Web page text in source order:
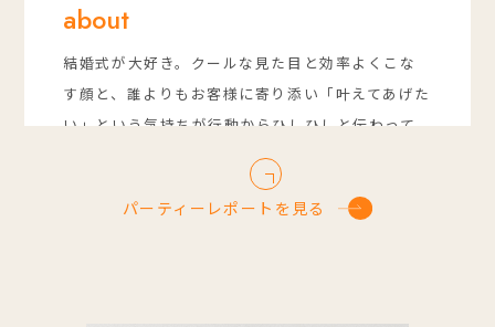
ご縁があり地元の愛媛から熊本へ。おふたりが歩
んできた時間や、これからの未来が、たくさんの
笑顔と温かな想いに包まれてカタチになるそんな
一日をお手伝いできることに、毎回胸がいっぱい
準備の期間は、嬉しいこともあれば、迷ったり、
悩むもの。
about
結婚式が大好き。クールな見た目と効率よくこな
す顔と、誰よりもお客様に寄り添い「叶えてあげた
い」という気持ちが行動からひしひしと伝わって
お客様はもちろん、一緒に結婚式を作り上げる仲
間のこともいつも気にかけ、気づいたら助けられ
パーティーレポートを見る